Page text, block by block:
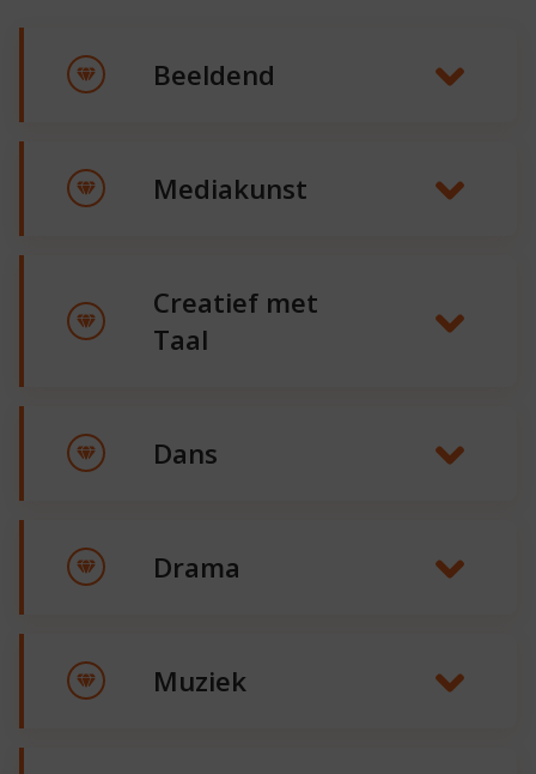
Beeldend
november
Basisschool de
Vonk
Mediakunst
Creatief met
Taal
Dans
Drama
Muziek